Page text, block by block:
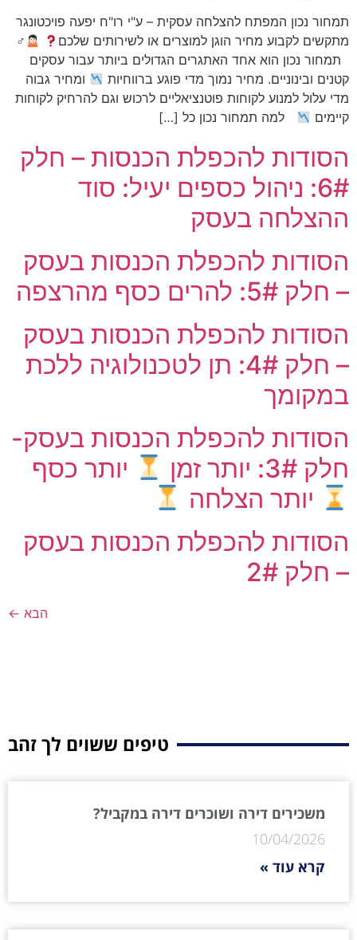
תמחור נכון המפתח להצלחה עסקית – ע"י רו"ח יפעה פויכטונגר
מתקשים לקבוע מחיר הוגן למוצרים או לשירותים שלכם
‍♂
תמחור נכון הוא אחד האתגרים הגדולים ביותר עבור עסקים
קטנים ובינוניים. מחיר נמוך מדי פוגע ברווחיות
ומחיר גבוה
מדי עלול למנוע לקוחות פוטנציאליים לרכוש וגם להרחיק לקוחות
קיימים
למה תמחור נכון כל […]
הסודות להכפלת הכנסות – חלק
6#: ניהול כספים יעיל: סוד
ההצלחה בעסק
הסודות להכפלת הכנסות בעסק
– חלק 5#: להרים כסף מהרצפה
הסודות להכפלת הכנסות בעסק
– חלק 4#: תן לטכנולוגיה ללכת
במקומך
הסודות להכפלת הכנסות בעסק-
חלק 3#: יותר זמן
יותר כסף
יותר הצלחה
הסודות להכפלת הכנסות בעסק
– חלק 2#
הבא ←
טיפים ששוים לך זהב
משכירים דירה ושוכרים דירה במקביל?
10/04/2026
קרא עוד »